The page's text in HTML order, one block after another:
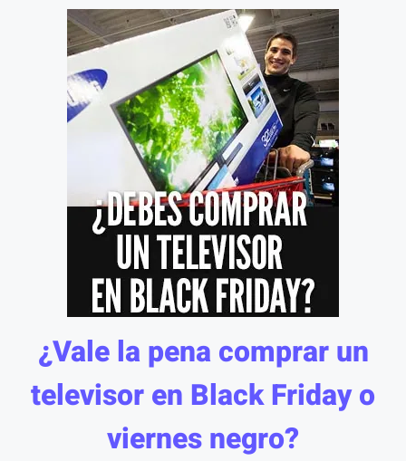
¿Vale la pena comprar un
televisor en Black Friday o
viernes negro?